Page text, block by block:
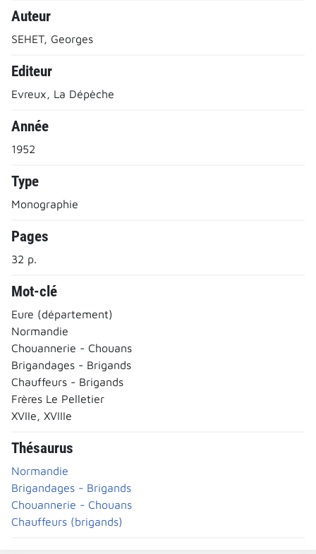
Auteur
SEHET, Georges
Editeur
Evreux, La Dépèche
Année
1952
Type
Monographie
Pages
32 p.
Mot-clé
Eure (département)
Normandie
Chouannerie - Chouans
Brigandages - Brigands
Chauffeurs - Brigands
Frères Le Pelletier
XVIIe, XVIIIe
Thésaurus
Normandie
Brigandages - Brigands
Chouannerie - Chouans
Chauffeurs (brigands)